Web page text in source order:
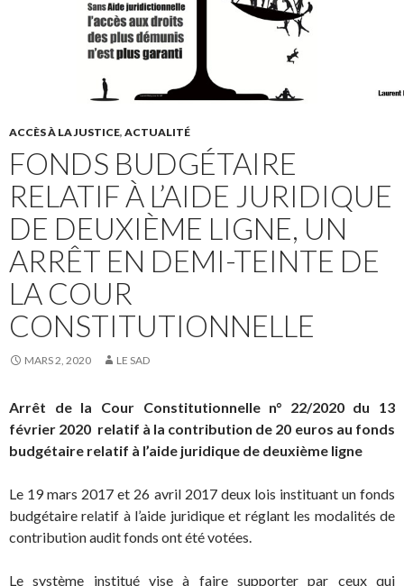
ACCÈS À LA JUSTICE, ACTUALITÉ
FONDS BUDGÉTAIRE
RELATIF À L’AIDE JURIDIQUE
DE DEUXIÈME LIGNE, UN
ARRÊT EN DEMI-TEINTE DE
LA COUR
CONSTITUTIONNELLE
MARS 2, 2020 LE SAD
Arrêt de la Cour Constitutionnelle n° 22/2020 du 13
février 2020 relatif à la contribution de 20 euros au fonds
budgétaire relatif à l’aide juridique de deuxième ligne
Le 19 mars 2017 et 26 avril 2017 deux lois instituant un fonds
budgétaire relatif à l’aide juridique et réglant les modalités de
contribution audit fonds ont été votées.
Le système institué vise à faire supporter par ceux qui